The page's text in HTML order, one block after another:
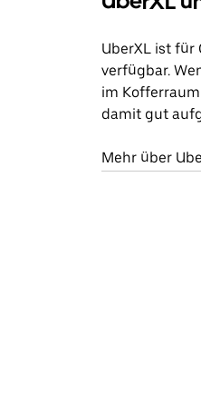
UberXL ist für
verfügbar.
im
damit gut
Mehr über